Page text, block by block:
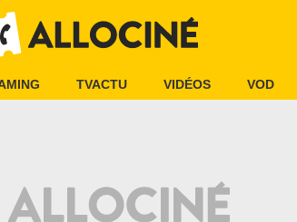
TVACTU VIDÉOS VOD